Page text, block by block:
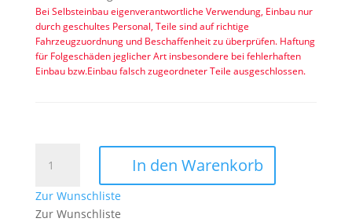
Bei Selbsteinbau eigenverantwortliche Verwendung, Einbau nur
durch geschultes Personal, Teile sind auf richtige
Fahrzeugzuordnung und Beschaffenheit zu überprüfen. Haftung
für Folgeschäden jeglicher Art insbesondere bei fehlerhaften
Einbau bzw.Einbau falsch zugeordneter Teile ausgeschlossen.
Seitenblinker
Modell
Bombardier
In den Warenkorb
Zur Wunschliste
Zur Wunschliste